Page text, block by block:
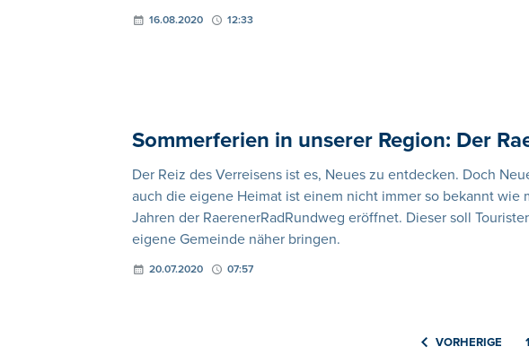
16.08.2020 12:33
Sommerferien in unserer Region: Der
Der Reiz des Verreisens ist es, Neues zu entdecken. Doch
auch die eigene Heimat ist einem nicht immer so bekannt wie
Jahren der RaerenerRadRundweg eröffnet. Dieser soll
eigene Gemeinde näher bringen.
20.07.2020 07:57
VORHERIGE 1